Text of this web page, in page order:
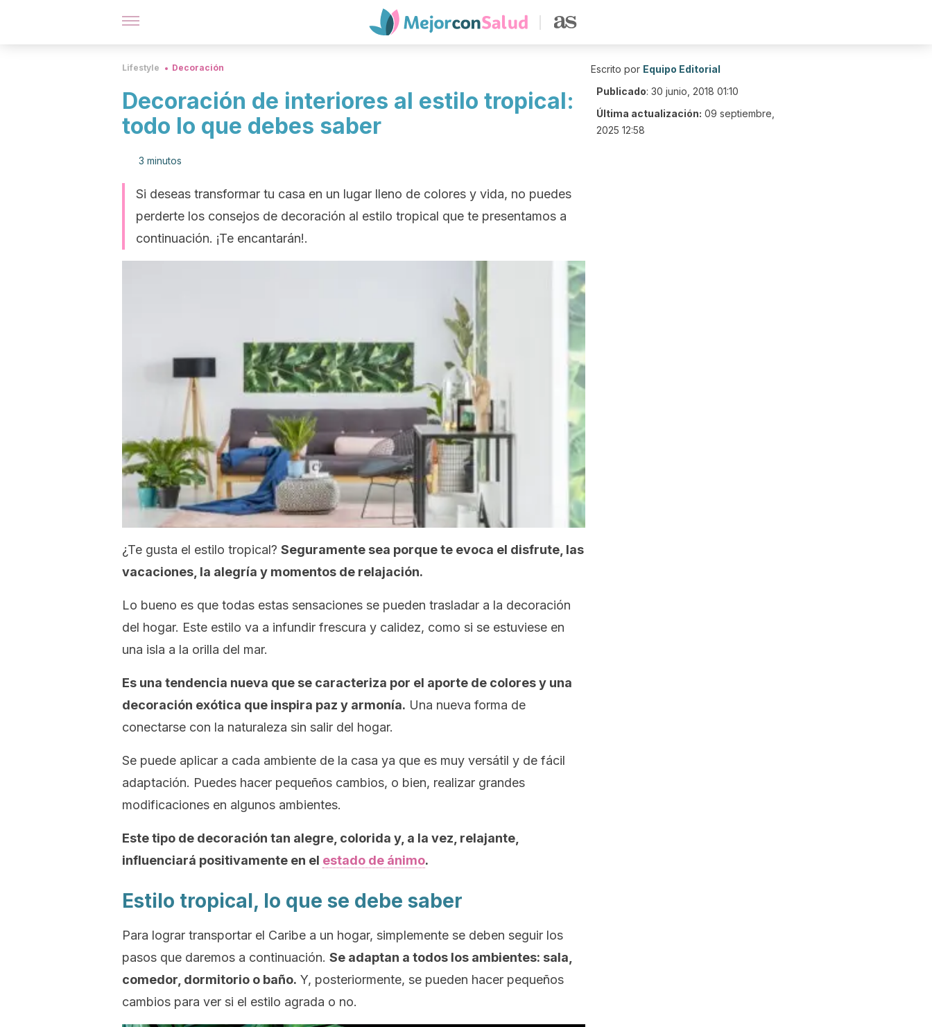
Lifestyle Decoración
Decoración de interiores al estilo tropical:
todo lo que debes saber
3 minutos
Si deseas transformar tu casa en un lugar lleno de colores y vida, no puedes
perderte los consejos de decoración al estilo tropical que te presentamos a
continuación. ¡Te encantarán!.
¿Te gusta el estilo tropical? Seguramente sea porque te evoca el disfrute, las
vacaciones, la alegría y momentos de relajación.
Lo bueno es que todas estas sensaciones se pueden trasladar a la decoración
del hogar. Este estilo va a infundir frescura y calidez, como si se estuviese en
una isla a la orilla del mar.
Es una tendencia nueva que se caracteriza por el aporte de colores y una
decoración exótica que inspira paz y armonía. Una nueva forma de
conectarse con la naturaleza sin salir del hogar.
Se puede aplicar a cada ambiente de la casa ya que es muy versátil y de fácil
adaptación. Puedes hacer pequeños cambios, o bien, realizar grandes
modificaciones en algunos ambientes.
Este tipo de decoración tan alegre, colorida y, a la vez, relajante,
influenciará positivamente en el estado de ánimo.
Estilo tropical, lo que se debe saber
Para lograr transportar el Caribe a un hogar, simplemente se deben seguir los
pasos que daremos a continuación. Se adaptan a todos los ambientes: sala,
comedor, dormitorio o baño. Y, posteriormente, se pueden hacer pequeños
cambios para ver si el estilo agrada o no.
Escrito por Equipo Editorial
Publicado: 30 junio, 2018 01:10
Última actualización: 09 septiembre,
2025 12:58